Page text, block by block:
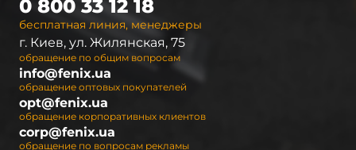
допустимого тока, которые могут вывести из
строя не только аккумулятор, но и
осветительное устройство. Перезаряжаемые
аккумуляторы 18650 типоразмера более
выгодны по сравнению с одноразовыми
батарейками, особенно, если использовать их
для мощных фонарей.
бесплатная линия, менеджеры
0 800 33 12 18
г. Киев, ул. Жилянская, 75
обращение по общим вопросам
info@fenix.ua
обращение оптовых покупателей
opt@fenix.ua
обращение корпоративных клиентов
corp@fenix.ua
обращение по вопросам рекламы